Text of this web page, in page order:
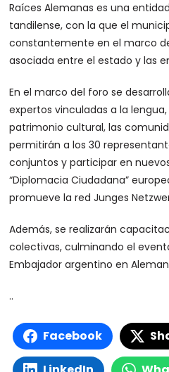
Raíces Alemanas es una
tandilense, con la que el
constantemente en el marco
asociada entre el estado y las
En el marco del foro se
expertos vinculadas a la lengua,
patrimonio cultural, las
permitirán a los 30
conjuntos y participar en
“Diplomacia Ciudadana”
promueve la red Junges
Además, se realizarán
colectivas, culminando el
Embajador argentino en
..
Facebook